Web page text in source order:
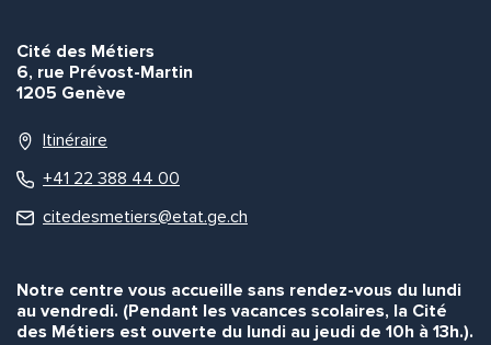
Cité des Métiers
6, rue Prévost-Martin
1205 Genève
Itinéraire
+41 22 388 44 00
citedesmetiers@etat.ge.ch
Notre centre vous accueille sans rendez-vous du lundi
au vendredi. (Pendant les vacances scolaires, la Cité
des Métiers est ouverte du lundi au jeudi de 10h à 13h.).